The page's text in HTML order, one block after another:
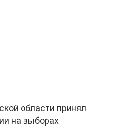
области принял
на выборах